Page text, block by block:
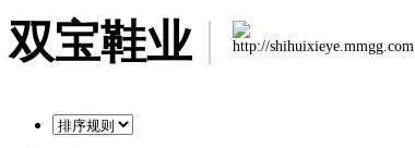
双宝鞋业 http://shihuixieye.mmgg.com